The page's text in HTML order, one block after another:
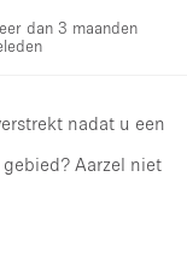
dan 3 maanden
nadat u een
Aarzel niet